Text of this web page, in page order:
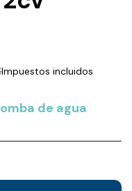
Impuestos incluidos
de agua